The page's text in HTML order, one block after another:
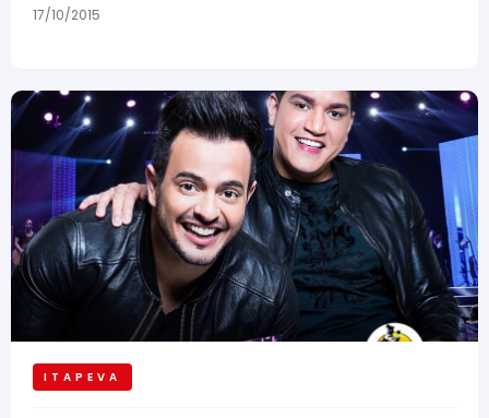
17/10/2015
ITAPEVA